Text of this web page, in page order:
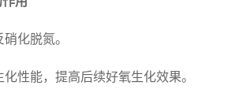
化脱氮。
能，提高后续好氧生化效果。